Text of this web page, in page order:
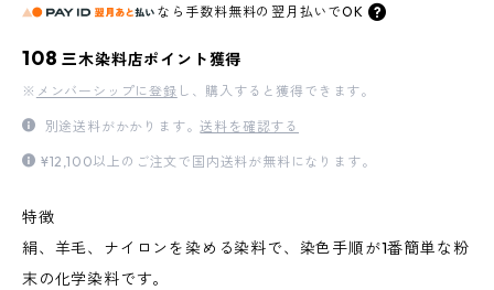
なら 手数料無料の 翌月払いでOK
108 三木染料店ポイント獲得
※ メンバーシップに登録 し、購入すると獲得できます。
別途送料がかかります。送料を確認する
¥12,100以上のご注文で国内送料が無料になります。
特徴
絹、羊毛、ナイロンを染める染料で、染色手順が1番簡単な粉
末の化学染料です。